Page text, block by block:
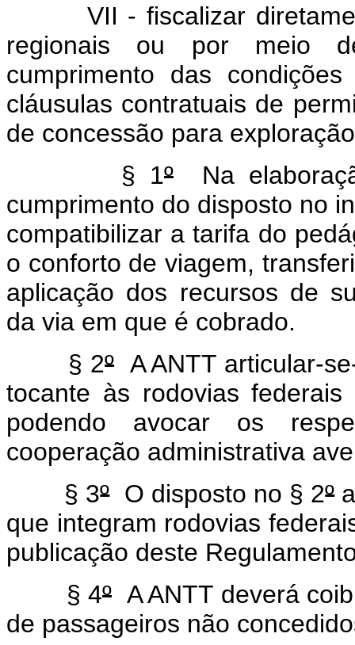
VII - fiscalizar
regionais ou por meio
cumprimento das
cláusulas contratuais de
de concessão para
§ 1º Na
cumprimento do disposto no
compatibilizar a tarifa do
o conforto de viagem,
aplicação dos recursos de
da via em que é cobrado.
§ 2ºA ANTT articular-
tocante às rodovias
podendo avocar os
cooperação administrativa
§ 3ºO disposto no § 2º
que integram rodovias
publicação deste
§ 4º A ANTT deverá
de passageiros não